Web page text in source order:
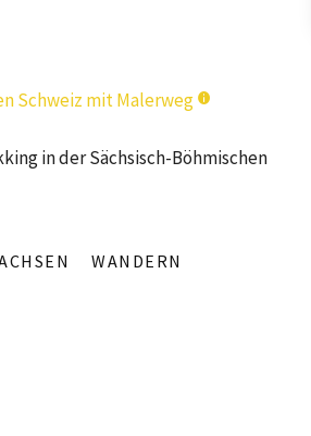
Schweiz mit Malerweg
in der Sächsisch-Böhmischen
WANDERN